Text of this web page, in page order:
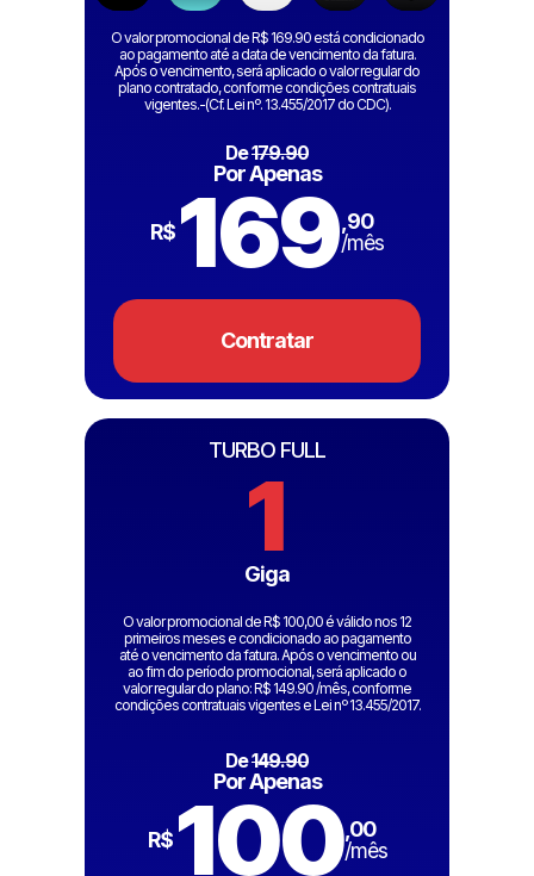
O valor promocional de R$ 169.90 está condicionado
ao pagamento até a data de vencimento da fatura.
Após o vencimento, será aplicado o valor regular do
plano contratado, conforme condições contratuais
vigentes.-(Cf. Lei nº. 13.455/2017 do CDC).
De179.90
Por Apenas
R$ 169 ,90
/mês
Contratar
TURBO FULL
1
Giga
O valor promocional de R$ 100,00 é válido nos 12
primeiros meses e condicionado ao pagamento
até o vencimento da fatura. Após o vencimento ou
ao fim do período promocional, será aplicado o
valor regular do plano: R$ 149.90 /mês, conforme
condições contratuais vigentes e Lei nº 13.455/2017.
De149.90
Por Apenas
R$ 100,00
/mês